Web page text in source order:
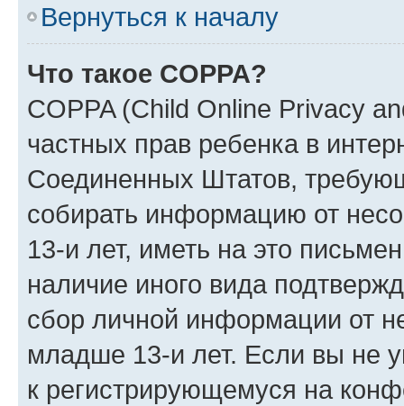
Вернуться к началу
Что такое COPPA?
COPPA (Child Online Privacy
частных прав ребенка в
Соединенных Штатов,
собирать информацию от
13-и лет, иметь на это
наличие иного вида
сбор личной информации от
младше 13-и лет. Если вы не
к регистрирующемуся на